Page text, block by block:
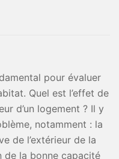
pour évaluer
Quel est l’effet de
d’un logement ? Il y
notamment : la
de l’extérieur de la
de la bonne capacité